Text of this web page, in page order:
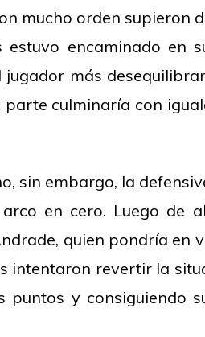
mucho orden supieron
encaminado en
más
culminaría con
sin embargo, la
en cero. Luego de
quien pondría en
intentaron revertir la
y consiguiendo